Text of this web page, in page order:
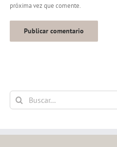
próxima vez que comente.
Buscar: